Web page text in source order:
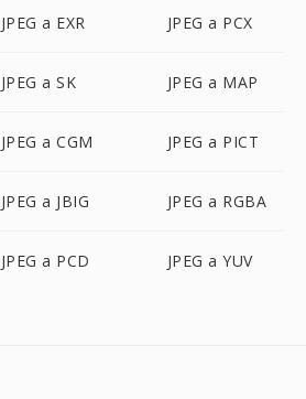
JPEG a EXR JPEG a PCX
JPEG a SK JPEG a MAP
JPEG a CGM JPEG a PICT
JPEG a JBIG JPEG a RGBA
JPEG a PCD JPEG a YUV